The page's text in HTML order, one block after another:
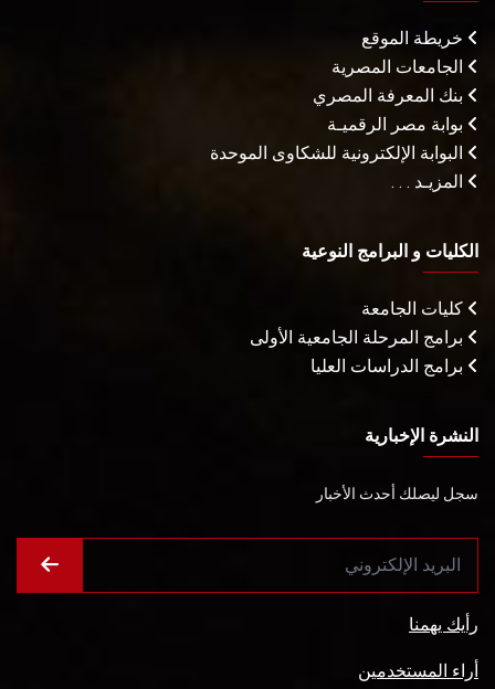
خريطة الموقع
الجامعات المصرية
بنك المعرفة المصري
بوابة مصر الرقميـة
البوابة الإلكترونية للشكاوى الموحدة
المزيـد . . .
الكليات و البرامج النوعية
كليات الجامعة
برامج المرحلة الجامعية الأولى
برامج الدراسات العليا
النشرة الإخبارية
سجل ليصلك أحدث الأخبار
رأيك يهمنا
أراء المستخدمين